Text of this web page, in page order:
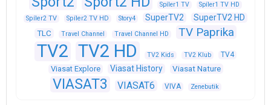
Spíler1 TV
Spíler1 TV HD
Spíler2 TV
Spíler2 TV HD Story4 SuperTV2 SuperTV2 HD
TLC Travel Channel Travel Channel HD TV Paprika
TV2 TV2 HD TV2 Kids TV2 Klub TV4
Viasat Explore Viasat History Viasat Nature
VIASAT3 VIASAT6 VIVA Zenebutik